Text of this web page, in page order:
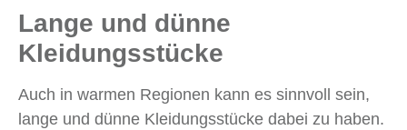
Lange und dünne
Kleidungsstücke
Auch in warmen Regionen kann es sinnvoll sein,
lange und dünne Kleidungsstücke dabei zu haben.